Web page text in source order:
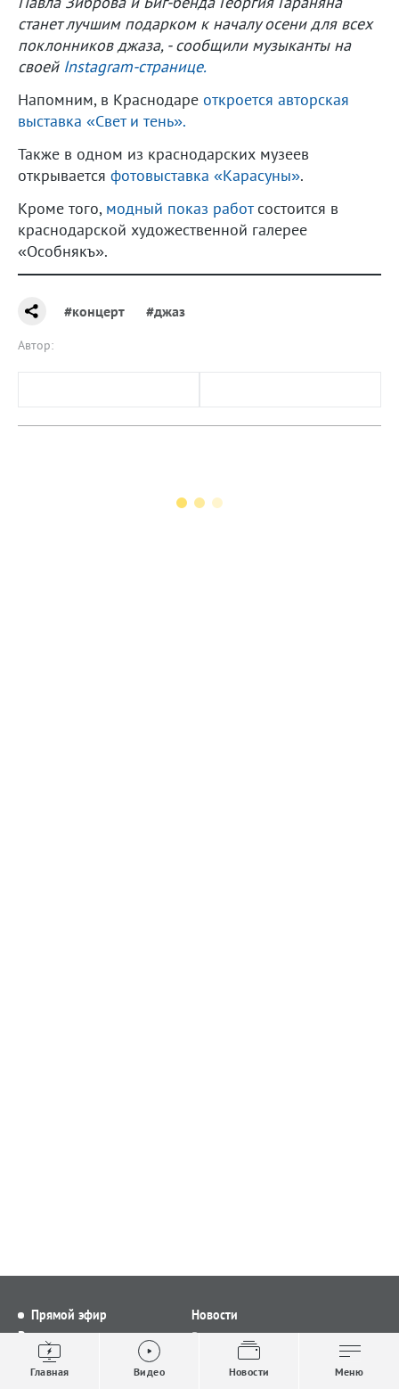
станет лучшим подарком к началу осени для всех
поклонников джаза, - сообщили музыканты на
своей Instagram-странице.
Напомним, в Краснодаре откроется авторская
выставка «Свет и тень».
Также в одном из краснодарских музеев
открывается фотовыставка «Карасуны».
Кроме того, модный показ работсостоится в
краснодарской художественной галерее
«Особнякъ».
#концерт #джаз
Автор:
Прямой эфир
Видео
Выпуски новостей
Проекты
Новости
Все новости
Общество
Строительство и ЖКХ
Главная Видео Новости Меню